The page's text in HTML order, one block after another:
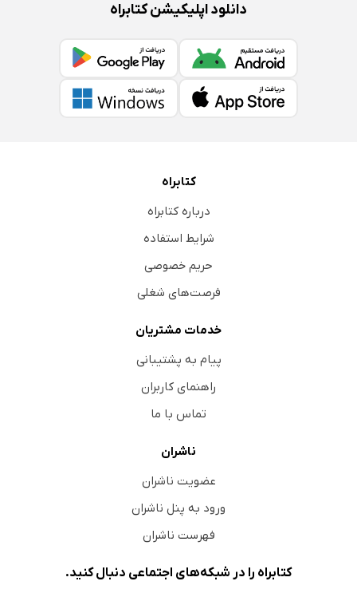
دانلود اپلیکیشن کتابراه
کتابراه
درباره کتابراه
شرایط استفاده
حریم خصوصی
فرصت‌های شغلی
خدمات مشتریان
پیام به پشتیبانی
راهنمای کاربران
تماس با ما
ناشران
عضویت ناشران
ورود به پنل ناشران
فهرست ناشران
کتابراه را در شبکه‌های اجتماعی دنبال کنید.